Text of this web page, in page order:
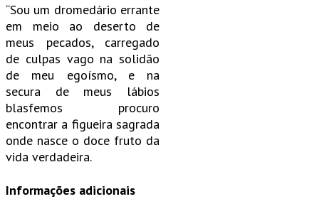
“Sou um dromedário errante
em meio ao deserto de
meus pecados, carregado
de culpas vago na solidão
de meu egoísmo, e na
secura de meus lábios
blasfemos procuro
encontrar a figueira sagrada
onde nasce o doce fruto da
vida verdadeira.
Informações adicionais